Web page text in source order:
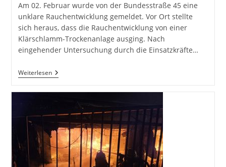
Am 02. Februar wurde von der Bundesstraße 45 eine
unklare Rauchentwicklung gemeldet. Vor Ort stellte
sich heraus, dass die Rauchentwicklung von einer
Klärschlamm-Trockenanlage ausging. Nach
eingehender Untersuchung durch die Einsatzkräfte…
WeiterlesenF2
–